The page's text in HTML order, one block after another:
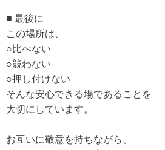
■ 最後に
この場所は、
○比べない
○競わない
○押し付けない
そんな安心できる場であることを
大切にしています。
お互いに敬意を持ちながら、